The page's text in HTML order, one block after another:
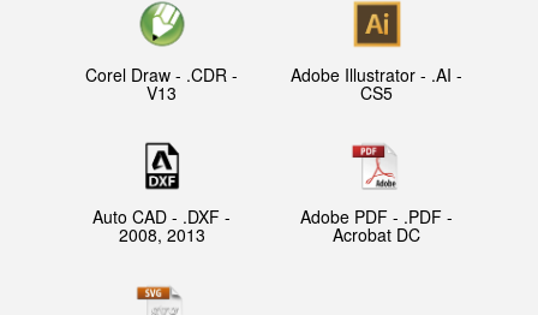
Corel Draw - .CDR -
V13
Adobe Illustrator - .AI -
CS5
Auto CAD - .DXF -
2008, 2013
Adobe PDF - .PDF -
Acrobat DC